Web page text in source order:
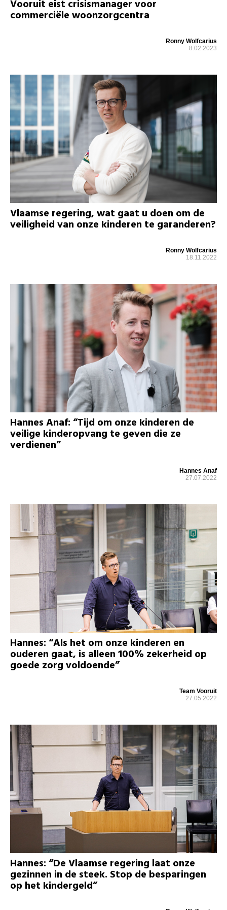
Vooruit eist crisismanager voor
commerciële woonzorgcentra
Ronny Wolfcarius
8.02.2023
Vlaamse regering, wat gaat u doen om de
veiligheid van onze kinderen te garanderen?
Ronny Wolfcarius
18.11.2022
Hannes Anaf: “Tijd om onze kinderen de
veilige kinderopvang te geven die ze
verdienen”
Hannes Anaf
27.07.2022
Hannes: “Als het om onze kinderen en
ouderen gaat, is alleen 100% zekerheid op
goede zorg voldoende”
Team Vooruit
27.05.2022
Hannes: “De Vlaamse regering laat onze
gezinnen in de steek. Stop de besparingen
op het kindergeld”